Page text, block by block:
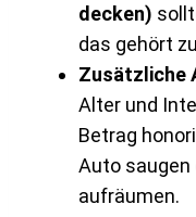
decken)
das gehört
Zusätzliche
Alter und
Betrag
Auto saugen
aufräumen.